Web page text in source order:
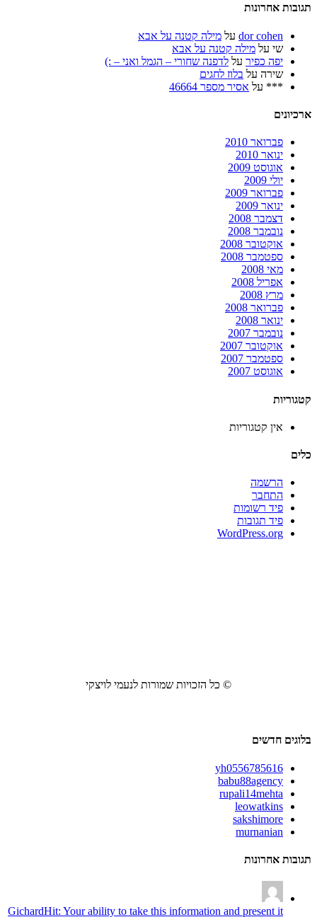
תגובות אחרונות
dor cohen על מילה קטנה על אבא
שי על מילה קטנה על אבא
יפה כפיר על לדפנה שחורי – הגמל ואני – :)
שירה על בלוז לחגים
*** על אסיר מספר 46664
ארכיונים
פברואר 2010
ינואר 2010
אוגוסט 2009
יולי 2009
פברואר 2009
ינואר 2009
דצמבר 2008
נובמבר 2008
אוקטובר 2008
ספטמבר 2008
מאי 2008
אפריל 2008
מרץ 2008
פברואר 2008
ינואר 2008
נובמבר 2007
אוקטובר 2007
ספטמבר 2007
אוגוסט 2007
קטגוריות
אין קטגוריות
כלים
הרשמה
התחבר
פיד רשומות
פיד תגובות
WordPress.org
© כל הזכויות שמורות לנעמי לויצקי
בלוגים חדשים
yh0556785616
babu88agency
rupali14mehta
leowatkins
sakshimore
murnanian
תגובות אחרונות
GichardHit: Your ability to take this information and present it